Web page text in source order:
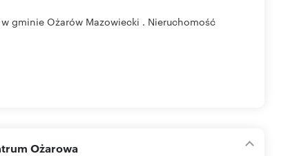
gminie Ożarów Mazowiecki . Nieruchomość
Ożarowa